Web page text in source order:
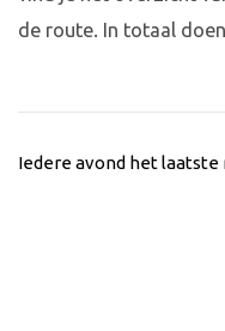
de route. In totaal
Iedere avond het laatste